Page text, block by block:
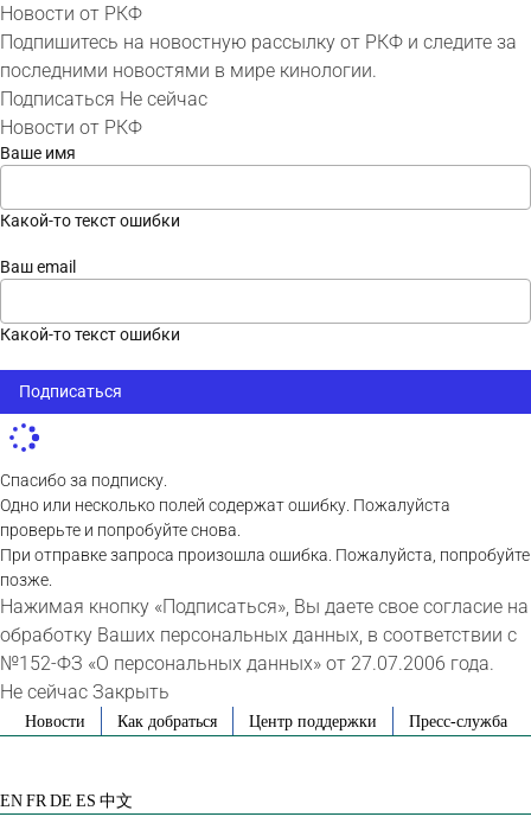
Новости от РКФ
Подпишитесь на новостную рассылку от РКФ и следите за
последними новостями в мире кинологии.
Подписаться Не сейчас
Новости от РКФ
Ваше имя
Какой-то текст ошибки
Ваш email
Какой-то текст ошибки
Подписаться
Спасибо за подписку.
Одно или несколько полей содержат ошибку. Пожалуйста
проверьте и попробуйте снова.
При отправке запроса произошла ошибка. Пожалуйста, попробуйте
позже.
Нажимая кнопку «Подписаться», Вы даете свое согласие на
обработку Ваших персональных данных, в соответствии с
№152-ФЗ «О персональных данных» от 27.07.2006 года.
Не сейчас Закрыть
SkipНовости Как добраться Центр поддержки Пресс-служба
EN FR DE ES 中文